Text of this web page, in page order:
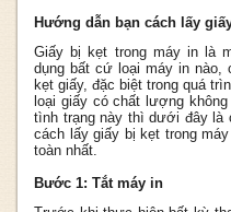
Hướng dẫn bạn cách lấy
Giấy bị kẹt trong máy in là
dụng bất cứ loại máy in nào,
kẹt giấy, đặc biệt trong quá
loại giấy có chất lượng
tình trạng này thì dưới đây
cách lấy giấy bị kẹt trong
toàn nhất.
Bước 1: Tắt máy in